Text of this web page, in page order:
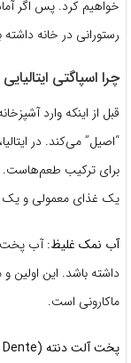
رستورانی در خانه داشته
چرا اسپاگتی
قبل از اینکه وارد
“اصیل” می‌کند. در
برای ترکیب طعم‌هاست.
یک غذای معمولی و یک
آب نمک غلیظ:آب پخت
داشته باشد. این اولین
ماکارونی است.
پخت آلت دنته (Al Dente):